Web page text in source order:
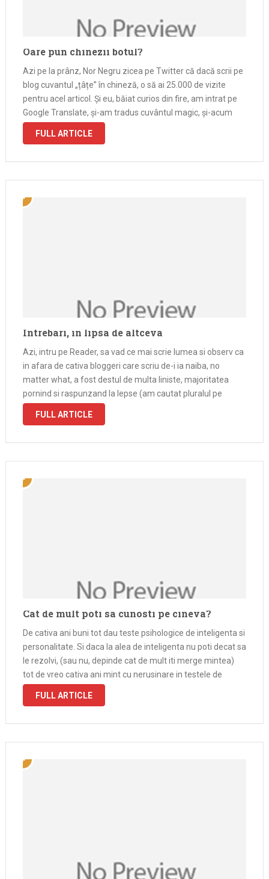
Oare pun chinezii botul?
Azi pe la prânz, Nor Negru zicea pe Twitter că dacă scrii pe
blog cuvantul „țâțe” în chineză, o să ai 25.000 de vizite
pentru acel articol. Și eu, băiat curios din fire, am intrat pe
Google Translate, și-am tradus cuvântul magic, și-acum
scriu articolul ăsta, …
FULL ARTICLE
Intrebari, in lipsa de altceva
Azi, intru pe Reader, sa vad ce mai scrie lumea si observ ca
in afara de cativa bloggeri care scriu de-i ia naiba, no
matter what, a fost destul de multa liniste, majoritatea
pornind si raspunzand la lepse (am cautat pluralul pe
google, ca sa fiu …
FULL ARTICLE
Cat de mult poti sa cunosti pe cineva?
De cativa ani buni tot dau teste psihologice de inteligenta si
personalitate. Si daca la alea de inteligenta nu poti decat sa
le rezolvi, (sau nu, depinde cat de mult iti merge mintea)
tot de vreo cativa ani mint cu nerusinare in testele de
personalitate. Nu …
FULL ARTICLE